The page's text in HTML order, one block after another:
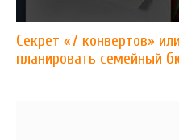
Секрет «7 конвертов»
планировать семейный